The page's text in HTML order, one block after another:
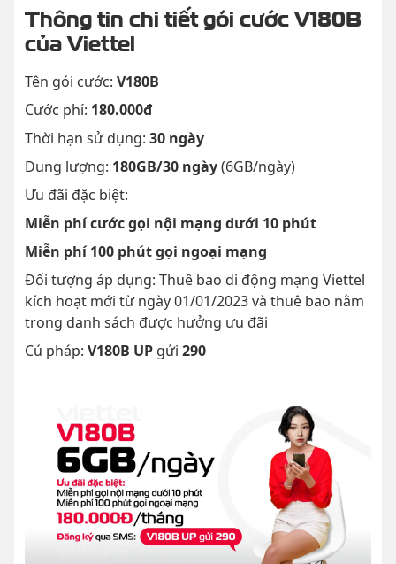
Thông tin chi tiết gói cước V180B
của Viettel
Tên gói cước: V180B
Cước phí: 180.000đ
Thời hạn sử dụng: 30 ngày
Dung lượng: 180GB/30 ngày(6GB/ngày)
Ưu đãi đặc biệt:
Miễn phí cước gọi nội mạng dưới 10 phút
Miễn phí 100 phút gọi ngoại mạng
Đối tượng áp dụng: Thuê bao di động mạng Viettel
kích hoạt mới từ ngày 01/01/2023 và thuê bao nằm
trong danh sách được hưởng ưu đãi
Cú pháp: V180B UP gửi 290